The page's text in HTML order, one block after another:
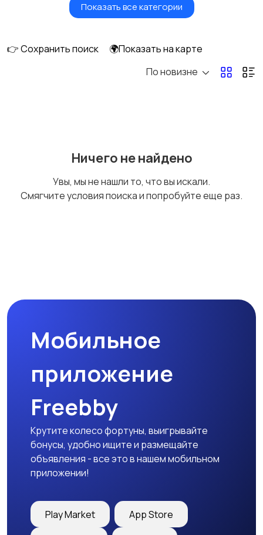
Умные часы и
Стационарные
Запчасти
аккумуляторы
Показать все категории
👉 Сохранить поиск
🌍Показать на карте
По новизне
Ничего не найдено
Увы, мы не нашли то, что вы искали.
Смягчите условия поиска и попробуйте еще раз.
Мобильное
приложение
Freebby
Крутите колесо фортуны, выигрывайте
бонусы, удобно ищите и размещайте
объявления - все это в нашем мобильном
приложении!
Play Market App Store